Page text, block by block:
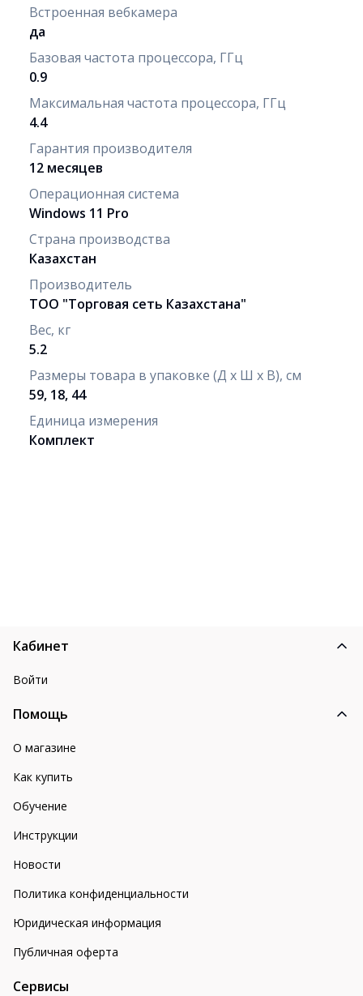
Встроенная вебкамера
да
Базовая частота процессора, ГГц
0.9
Максимальная частота процессора, ГГц
4.4
Гарантия производителя
12 месяцев
Операционная система
Windows 11 Pro
Страна производства
Казахстан
Производитель
ТОО "Торговая сеть Казахстана"
Вес, кг
5.2
Размеры товара в упаковке (Д х Ш х В), см
59, 18, 44
Единица измерения
Комплект
Кабинет
Войти
Помощь
О магазине
Как купить
Обучение
Инструкции
Новости
Политика конфиденциальности
Юридическая информация
Публичная оферта
Сервисы